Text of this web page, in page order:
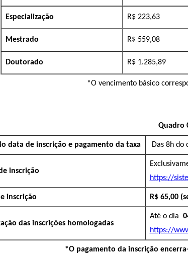
Especialização R$ 223,63
Mestrado R$ 559,08
Doutorado R$ 1.285,89
*O vencimento básico
Quadro
data de inscrição e pagamento da taxa Das 8h do
inscrição
https://
inscrição R$ 65,00
das inscrições homologadas
Até o dia
https://
*O pagamento da inscrição